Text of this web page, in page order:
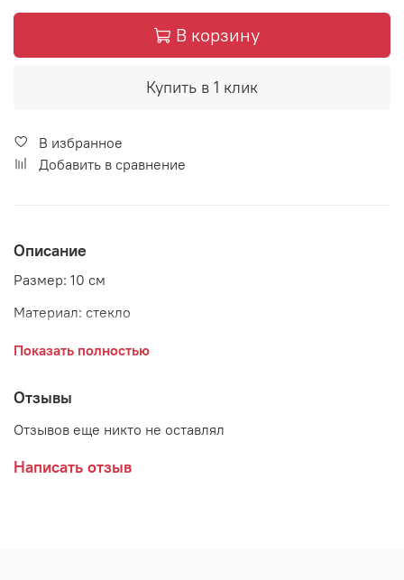
В корзину
Купить в 1 клик
В избранное
Добавить в сравнение
Описание
Размер: 10 см
Материал: стекло
Страна: Бельгия
Показать полностью
Отзывы
Отзывов еще никто не оставлял
Написать отзыв